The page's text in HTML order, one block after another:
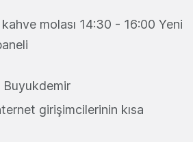
molası 14:30 - 16:00 Yeni
Buyukdemir
girişimcilerinin kısa